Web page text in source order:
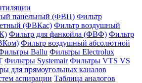
панельный (ФВП) Фильтр
(ФВКас) Фильтр воздушный
Фильтр для фанкойла (ФВФ) Фильтр
Фильтр воздушный абсолютной
Ballu Фильтры Electrolux
Фильтры Systemair Фильтры VTS VS
для прямоугольных каналов
аспирации Таблица аналогов